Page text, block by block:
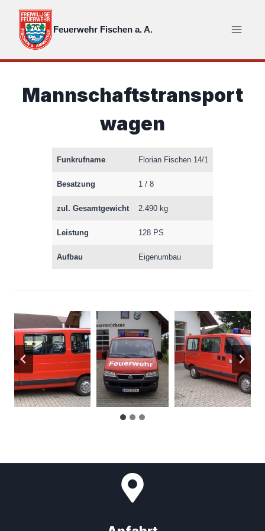
Inhalt
springen
Feuerwehr Fischen a. A.
Mannschaftstransport
wagen
Funkrufname Florian Fischen 14/1
Besatzung 1 / 8
zul. Gesamtgewicht 2.490 kg
Leistung 128 PS
Aufbau Eigenumbau